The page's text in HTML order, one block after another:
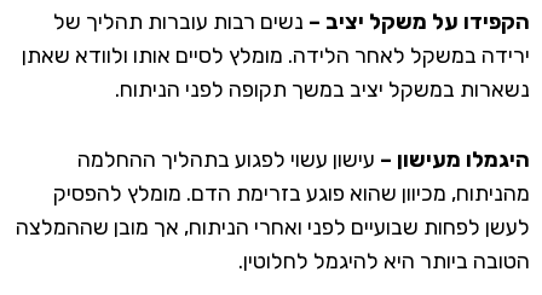
הקפידו על משקל יציב – נשים רבות עוברות תהליך של
ירידה במשקל לאחר הלידה. מומלץ לסיים אותו ולוודא שאתן
נשארות במשקל יציב במשך תקופה לפני הניתוח.
היגמלו מעישון – עישון עשוי לפגוע בתהליך ההחלמה
מהניתוח, מכיוון שהוא פוגע בזרימת הדם. מומלץ להפסיק
לעשן לפחות שבועיים לפני ואחרי הניתוח, אך מובן שההמלצה
הטובה ביותר היא להיגמל לחלוטין.